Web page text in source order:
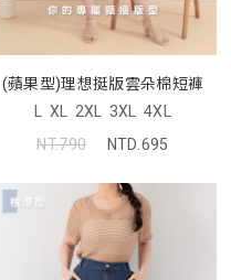
(蘋果型)理想挺版雲朵棉短褲
L XL 2XL 3XL 4XL
NT.790
NTD.695